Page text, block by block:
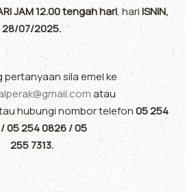
JAM 12.00 tengah hari, hariISNIN,
28/07/2025.
pertanyaan sila emel ke
atau
hubungi nombor telefon05 254
05 254 0826 / 05
255 7313.